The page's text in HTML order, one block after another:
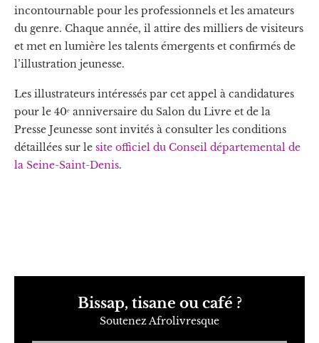
incontournable pour les professionnels et les amateurs
du genre. Chaque année, il attire des milliers de visiteurs
et met en lumière les talents émergents et confirmés de
l’illustration jeunesse.
Les illustrateurs intéressés par cet appel à candidatures
pour le 40ᵉ anniversaire du Salon du Livre et de la
Presse Jeunesse sont invités à consulter les conditions
détaillées sur le site officiel du Conseil départemental de
la Seine-Saint-Denis.
Bissap, tisane ou café ?
Soutenez Afrolivresque